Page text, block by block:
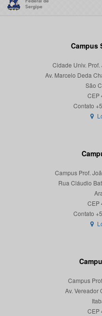
Campus
Cidade Univ.
Av. Marcelo Deda
São
CEP
Campus Prof.
Rua Cláudio
CEP
Campus
Av. Vereador
CEP